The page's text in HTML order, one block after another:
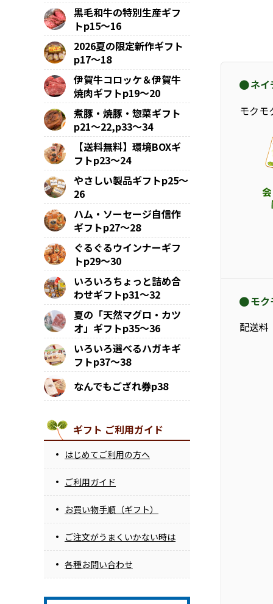
黒毛和牛の特別生産ギフ
トp15～16
2026夏の限定新作ギフト
p17～18
伊賀牛コロッケ＆伊賀牛
焼肉ギフトp19～20
煮豚・焼豚・惣菜ギフト
p21～22,p33～34
【送料無料】環境BOXギ
フトp23～24
やさしい製品ギフトp25～
26
ハム・ソーセージ自信作
ギフトp27～28
ぐるぐるウインナーギフ
トp29～30
いろいろちょっと詰め合
わせギフトp31～32
夏の「天然マグロ・カツ
オ」ギフトp35～36
いろいろ選べるハガキギ
フトp37～38
なんでもござれ券p38
ギフト ご利用ガイド
はじめてご利用の方へ
ご利用ガイド
お買い物手順（ギフト）
ご注文がうまくいかない時は
各種お問い合わせ
ネ
モクモ
モ
配送料